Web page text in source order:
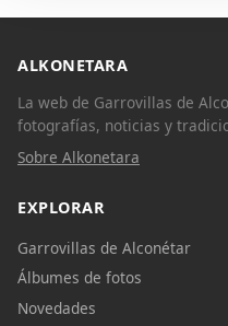
ALKONETARA
La web de Garrovillas de
fotografías, noticias y
Sobre Alkonetara
EXPLORAR
Garrovillas de Alconétar
Álbumes de fotos
Novedades